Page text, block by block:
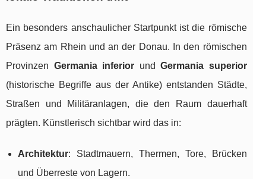
Ein besonders anschaulicher Startpunkt ist die römische
Präsenz am Rhein und an der Donau. In den römischen
Provinzen Germania inferior undGermania superior
(historische Begriffe aus der Antike) entstanden Städte,
Straßen und Militäranlagen, die den Raum dauerhaft
prägten. Künstlerisch sichtbar wird das in:
Architektur: Stadtmauern, Thermen, Tore, Brücken
und Überreste von Lagern.